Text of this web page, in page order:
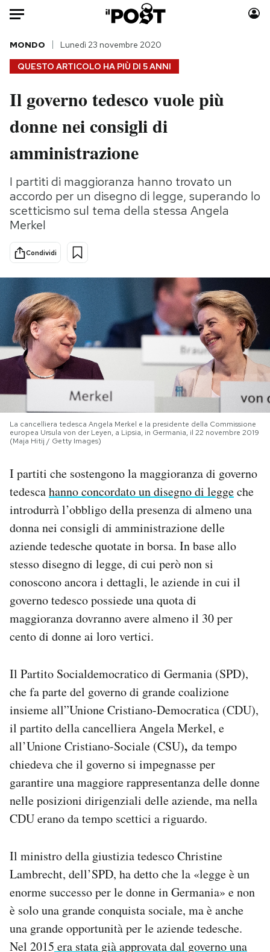
Auto
HOME
Italia
Politica
Tecnologia
Scienza
Cultura
Economia
Sport
Moda
Consumismi
Media
Europa
PODCAST
NEWSLETTER
I MIEI PREFERITI
SHOP
AREA PERSONALE
Area Personale
Newsletter
Notifiche mobile
Regala il Post
Hai bisogno di aiuto?
Esci
QUESTO ARTICOLO HA PIÙ DI 5 ANNI
MONDO Lunedì 23 novembre 2020
Il governo tedesco vuole più
donne nei consigli di
amministrazione
I partiti di maggioranza hanno trovato un
accordo per un disegno di legge, superando lo
scetticismo sul tema della stessa Angela
Merkel
Condividi
La cancelliera tedesca Angela Merkel e la presidente della Commissione
europea Ursula von der Leyen, a Lipsia, in Germania, il 22 novembre 2019
(Maja Hitij / Getty Images)
I partiti che sostengono la maggioranza di governo
tedescahanno concordato un disegno di leggeche
introdurrà l’obbligo della presenza di almeno una
donna nei consigli di amministrazione delle
aziende tedesche quotate in borsa. In base allo
stesso disegno di legge, di cui però non si
conoscono ancora i dettagli, le aziende in cui il
governo tedesco possiede una quota di
maggioranza dovranno avere almeno il 30 per
cento di donne ai loro vertici.
Il Partito Socialdemocratico di Germania (SPD),
che fa parte del governo di grande coalizione
insieme all”Unione Cristiano-Democratica (CDU),
il partito della cancelliera Angela Merkel, e
all’Unione Cristiano-Sociale (CSU), da tempo
chiedeva che il governo si impegnasse per
garantire una maggiore rappresentanza delle donne
nelle posizioni dirigenziali delle aziende, ma nella
CDU erano da tempo scettici a riguardo.
Il ministro della giustizia tedesco Christine
Lambrecht, dell’SPD, ha detto che la «legge è un
enorme successo per le donne in Germania» e non
è solo una grande conquista sociale, ma è anche
una grande opportunità per le aziende tedesche.
Nel 2015 era stata già approvata dal governo una